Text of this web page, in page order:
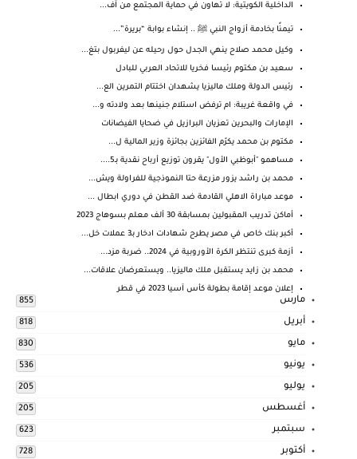
الداخلية الكويتية: لا تهاون في حماية المجتمع من آف...
تيمنًا بخادمة أزواج النبي ﷺ .. إنشاء بوابة “بريرة”...
وكيل محمد صلاح ينهي الجدل حول رحيله عن ليفربول بتغ...
سعيد بن مكتوم رئيسا فخريا للاتحاد العربي للبادل
رئيس الدولة وملك ماليزيا يشهدان اختتام التمرين الع...
في واقعة غريبة: ام ترفض استلام جنينها بعد ولادته و...
الإمارات والبحرين تعزيان البرازيل في ضحايا الفيضانات
مكتوم بن محمد يكرّم الفائزين بجائزة وزير المالية ل...
مساهمو "أبوظبي الأول" يقرون توزيع أرباح نقدية بـ5....
محمد بن راشد يزور مزرعة حتا النموذجية للفراولة ويش...
موعد مباراة الاهلي القادمة ضد القطن في دوري ابطال ...
أماكن تدريب المقبولين بمسابقة 30 ألف معلم بسوهاج 2023
أكبر بنك خاص في مصر يطرح شهادات ادخار بـ3 عملات خل...
أزمة كبرى تنتظر الكرة الأوروبية في 2024.. ضربة مزد...
محمد بن زايد يستقبل ملك ماليزيا.. ويستعرضان علاقات...
إعلان موعد إقامة بطولة كأس آسيا 2023 في قطر
مارس 855
أبريل 818
مايو 830
يونيو 536
يوليو 205
أغسطس 205
سبتمبر 623
أكتوبر 728